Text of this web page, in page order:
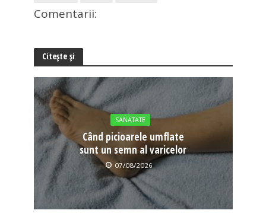
Comentarii:
Citește și
SANATATE
Când picioarele umflate
sunt un semn al varicelor
07/08/2026